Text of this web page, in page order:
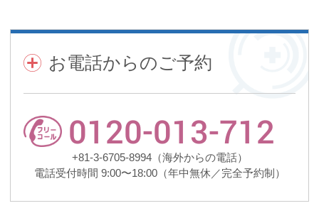
お電話からのご予約
0120-013-712
+81-3-6705-8994（海外からの電話）
電話受付時間 9:00〜18:00（年中無休／完全予約制）